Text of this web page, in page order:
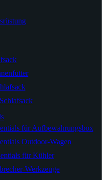
für Aufbewahrungsbox
Outdoor-Wagen
für Kühler
Werkzeuge